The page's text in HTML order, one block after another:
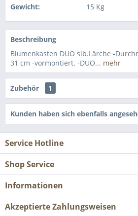
Gewicht:
15 Kg
Beschreibung
Blumenkasten DUO sib.Lärche -
31 cm -vormontiert. -DUO... mehr
Zubehör 1
Kunden haben sich ebenfalls
Service Hotline
Shop Service
Informationen
Akzeptierte Zahlungsweisen